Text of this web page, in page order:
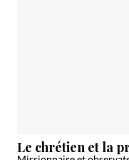
Le chrétien et la